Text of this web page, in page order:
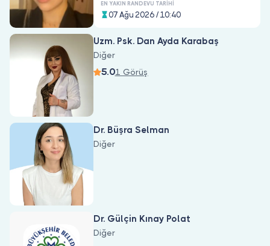
EN YAKIN RANDEVU TARIHI
07 Ağu 2026 / 10:40
Uzm. Psk. Dan Ayda Karabaş
Diğer
5.01 Görüş
Dr. Büşra Selman
Diğer
Dr. Gülçin Kınay Polat
Diğer